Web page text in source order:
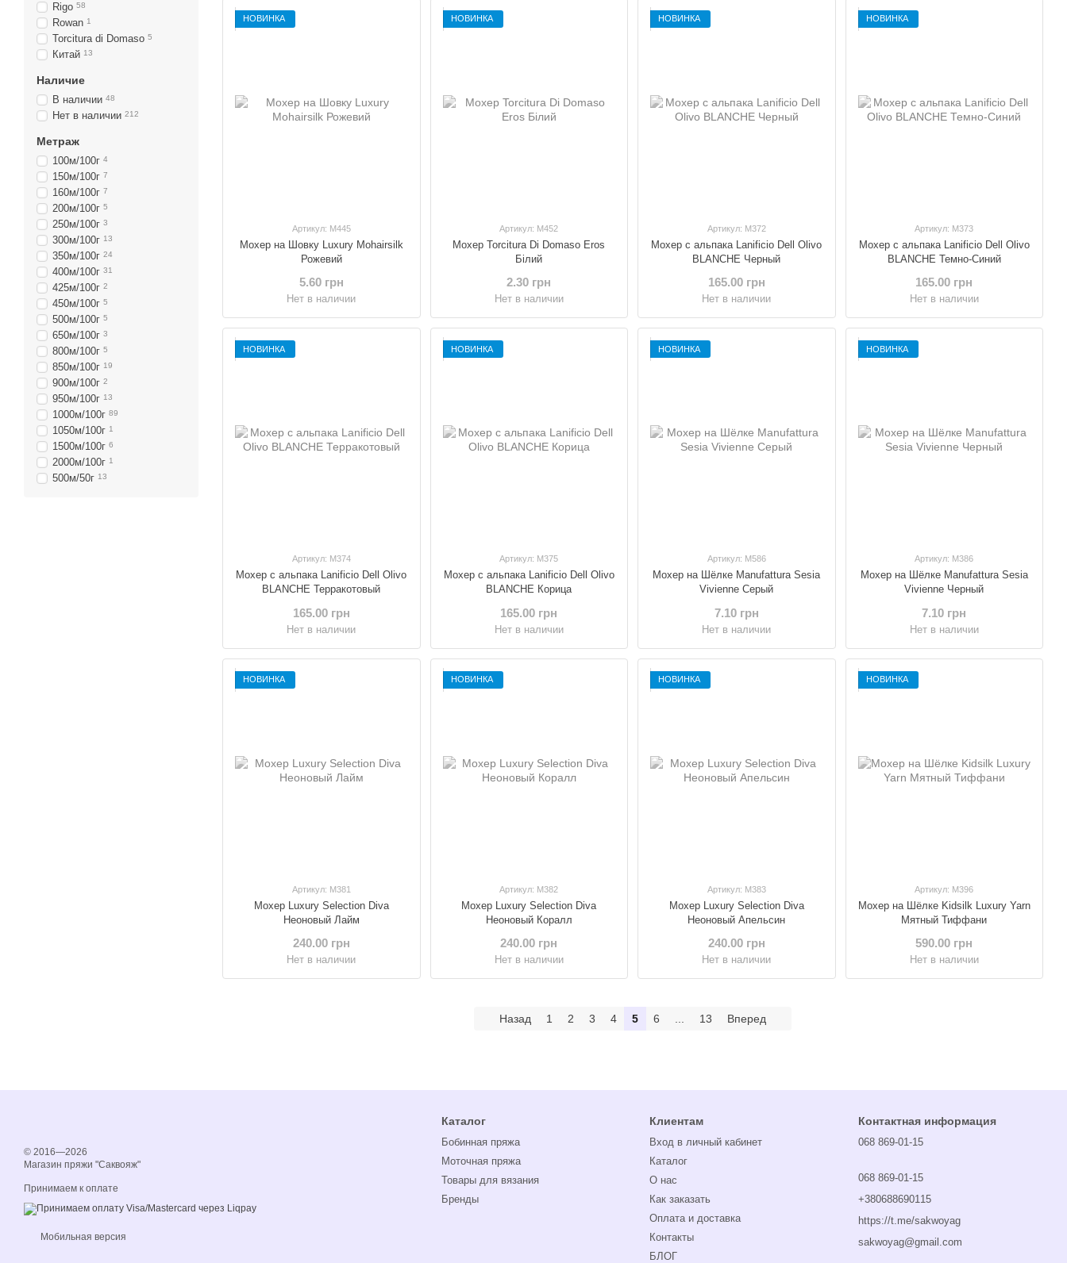
НОВИНКА
Артикул: M445
Мохер на Шовку Luxury Mohairsilk
Рожевий
5.60 грн
Нет в наличии
НОВИНКА
Артикул: M452
Мохер Torcitura Di Domaso Eros
Білий
2.30 грн
Нет в наличии
НОВИНКА
Артикул: M372
Мохер с альпака Lanificio Dell Olivo
BLANCHE Черный
165.00 грн
Нет в наличии
НОВИНКА
Артикул: M373
Мохер с альпака Lanificio Dell Olivo
BLANCHE Темно-Синий
165.00 грн
Нет в наличии
НОВИНКА
Артикул: M374
Мохер с альпака Lanificio Dell Olivo
BLANCHE Терракотовый
165.00 грн
Нет в наличии
НОВИНКА
Артикул: M375
Мохер с альпака Lanificio Dell Olivo
BLANCHE Корица
165.00 грн
Нет в наличии
НОВИНКА
Артикул: M586
Мохер на Шёлке Manufattura Sesia
Vivienne Серый
7.10 грн
Нет в наличии
НОВИНКА
Артикул: M386
Мохер на Шёлке Manufattura Sesia
Vivienne Черный
7.10 грн
Нет в наличии
НОВИНКА
Артикул: M381
Мохер Luxury Selection Diva
Неоновый Лайм
240.00 грн
Нет в наличии
НОВИНКА
Артикул: M382
Мохер Luxury Selection Diva
Неоновый Коралл
240.00 грн
Нет в наличии
НОВИНКА
Артикул: M383
Мохер Luxury Selection Diva
Неоновый Апельсин
240.00 грн
Нет в наличии
НОВИНКА
Артикул: M396
Мохер на Шёлке Kidsilk Luxury Yarn
Мятный Тиффани
590.00 грн
Нет в наличии
Назад 1 2 3 4 5 6 13 Вперед
Rigo 58
Rowan 1
Torcitura di Domaso 5
Китай 13
Наличие
В наличии 48
Нет в наличии 212
Метраж
100м/100г 4
150м/100г 7
160м/100г 7
200м/100г 5
250м/100г 3
300м/100г 13
350м/100г 24
400м/100г 31
425м/100г 2
450м/100г 5
500м/100г 5
650м/100г 3
800м/100г 5
850м/100г 19
900м/100г 2
950м/100г 13
1000м/100г 89
1050м/100г 1
1500м/100г 6
2000м/100г 1
500м/50г 13
© 2016—2026
Магазин пряжи "Саквояж"
Принимаем к оплате
Мобильная версия
Каталог
Бобинная пряжа
Моточная пряжа
Товары для вязания
Бренды
Клиентам
Вход в личный кабинет
Каталог
О нас
Как заказать
Оплата и доставка
Контакты
БЛОГ
Контактная информация
068 869-01-15
068 869-01-15
+380688690115
https://t.me/sakwoyag
sakwoyag@gmail.com